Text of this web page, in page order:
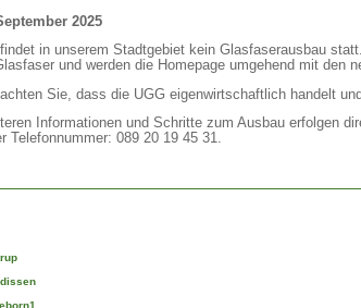
2025
in unserem Stadtgebiet kein Glasfaserausbau
und werden die Homepage umgehend mit den
Sie, dass die UGG eigenwirtschaftlich handelt
Informationen und Schritte zum Ausbau erfolgen
Telefonnummer: 089 20 19 45 31.